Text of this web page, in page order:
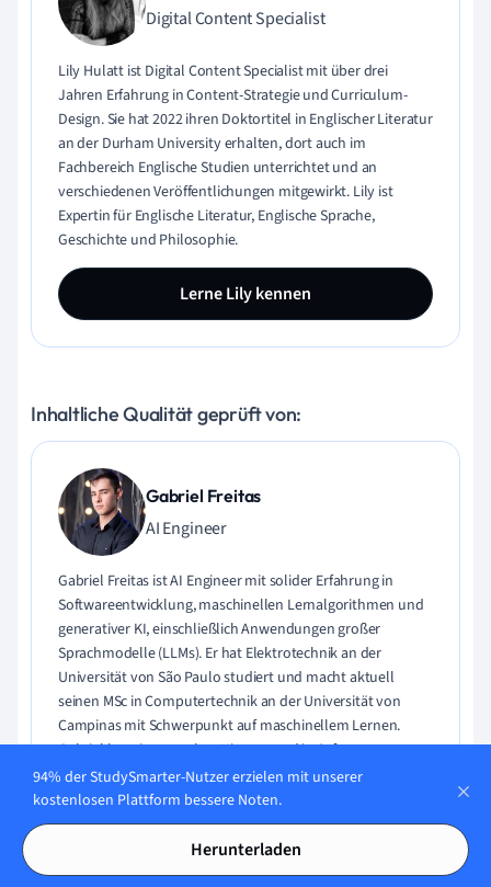
Digital Content Specialist
Lily Hulatt ist Digital Content Specialist mit über drei
Jahren Erfahrung in Content-Strategie und Curriculum-
Design. Sie hat 2022 ihren Doktortitel in Englischer Literatur
an der Durham University erhalten, dort auch im
Fachbereich Englische Studien unterrichtet und an
verschiedenen Veröffentlichungen mitgewirkt. Lily ist
Expertin für Englische Literatur, Englische Sprache,
Geschichte und Philosophie.
Lerne Lily kennen
Inhaltliche Qualität geprüft von:
Gabriel Freitas
AI Engineer
Gabriel Freitas ist AI Engineer mit solider Erfahrung in
Softwareentwicklung, maschinellen Lernalgorithmen und
generativer KI, einschließlich Anwendungen großer
Sprachmodelle (LLMs). Er hat Elektrotechnik an der
Universität von São Paulo studiert und macht aktuell
seinen MSc in Computertechnik an der Universität von
Campinas mit Schwerpunkt auf maschinellem Lernen.
Gabriel hat einen starken Hintergrund in Software-
Engineering und hat an Projekten zu Computer Vision,
Embedded AI und LLM-Anwendungen gearbeitet.
Lerne Gabriel kennen
94% der StudySmarter-Nutzer erzielen mit unserer
kostenlosen Plattform bessere Noten.
Herunterladen